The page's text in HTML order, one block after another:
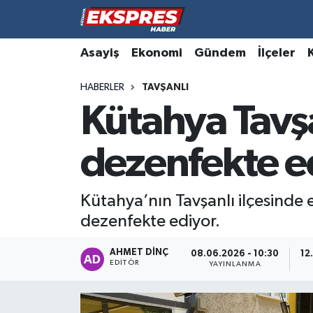
Asayiş Ekonomi Gündem İlçeler
HABERLER TAVŞANLI
Kütahya
dezenfekte
Kütahya’nın Tavşanlı
dezenfekte ediyor.
AHMET DINÇ
EDITÖR
08.06.2026 - 10:30
YAYINLANMA
Altıntaş
Aslanapa
Biyografiler
Domaniç
Dumlupınar
Hava Durumu
Trafik Durumu
Süper Lig Puan Durumu ve Fikstür
Tüm Manşetler
Son Dakika Haberleri